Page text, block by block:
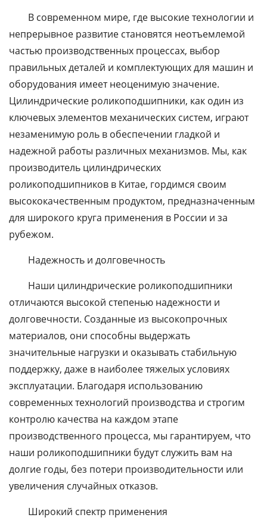
В современном мире, где высокие технологии и
непрерывное развитие становятся неотъемлемой
частью производственных процессах, выбор
правильных деталей и комплектующих для машин и
оборудования имеет неоценимую значение.
Цилиндрические роликоподшипники, как один из
ключевых элементов механических систем, играют
незаменимую роль в обеспечении гладкой и
надежной работы различных механизмов. Мы, как
производитель цилиндрических
роликоподшипников в Китае, гордимся своим
высококачественным продуктом, предназначенным
для широкого круга применения в России и за
рубежом.
Надежность и долговечность
Наши цилиндрические роликоподшипники
отличаются высокой степенью надежности и
долговечности. Созданные из высокопрочных
материалов, они способны выдержать
значительные нагрузки и оказывать стабильную
поддержку, даже в наиболее тяжелых условиях
эксплуатации. Благодаря использованию
современных технологий производства и строгим
контролю качества на каждом этапе
производственного процесса, мы гарантируем, что
наши роликоподшипники будут служить вам на
долгие годы, без потери производительности или
увеличения случайных отказов.
Широкий спектр применения